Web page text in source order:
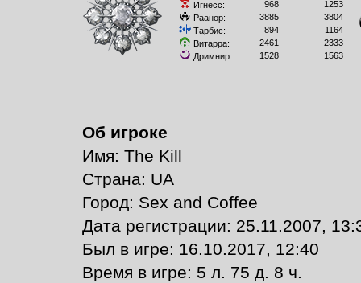
Игнесс:
968
1253
Раанор:
3885
3804
Тарбис:
894
1164
Витарра:
2461
2333
Дримнир:
1528 1563
Об игроке
Имя: The Kill
Страна: UА
Город: Sex and Сoffee
Дата регистрации: 25.11.2007,
Был в игре: 16.10.2017, 12:40
Время в игре: 5 л. 75 д. 8 ч.